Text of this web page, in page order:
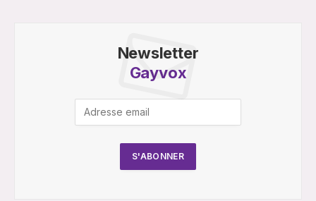
Newsletter
Gayvox